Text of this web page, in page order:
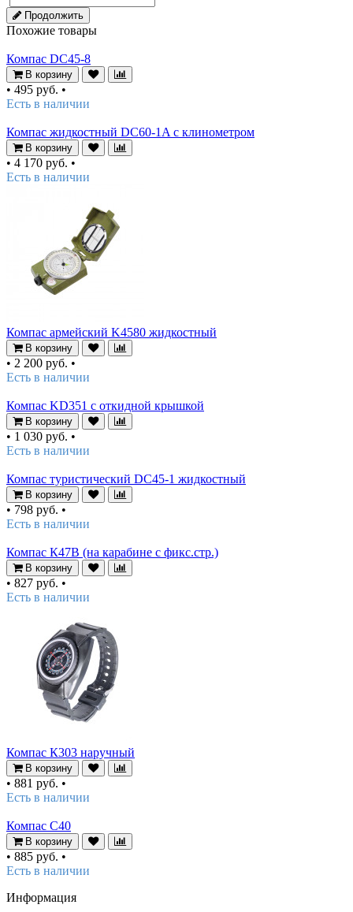
Продолжить
Похожие товары
Компас DC45-8
В корзину
• 495 руб. •
Есть в наличии
Компас жидкостный DC60-1A с клинометром
В корзину
• 4 170 руб. •
Есть в наличии
Компас армейский K4580 жидкостный
В корзину
• 2 200 руб. •
Есть в наличии
Компас KD351 с откидной крышкой
В корзину
• 1 030 руб. •
Есть в наличии
Компас туристический DC45-1 жидкостный
В корзину
• 798 руб. •
Есть в наличии
Компас К47В (на карабине с фикс.стр.)
В корзину
• 827 руб. •
Есть в наличии
Компас К303 наручный
В корзину
• 881 руб. •
Есть в наличии
Компас C40
В корзину
• 885 руб. •
Есть в наличии
Информация